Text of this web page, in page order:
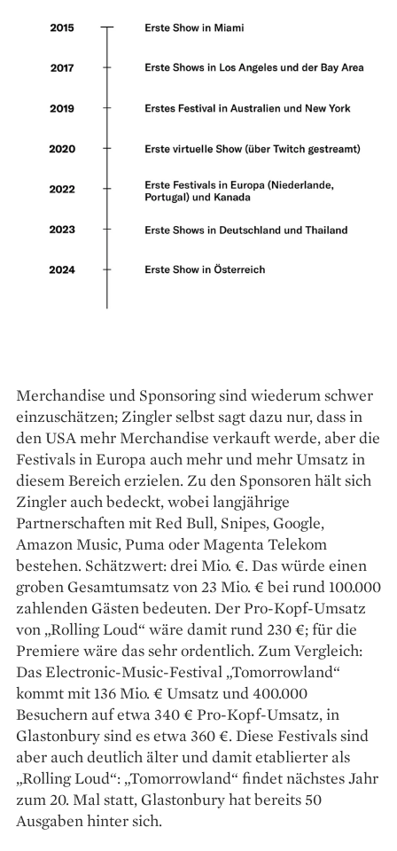
Merchandise und Sponsoring sind wiederum schwer
einzuschätzen; Zingler selbst sagt dazu nur, dass in
den USA mehr Merchandise verkauft werde, aber die
Festivals in Europa auch mehr und mehr Umsatz in
diesem Bereich erzielen. Zu den Sponsoren hält sich
Zingler auch bedeckt, wobei langjährige
Partnerschaften mit Red Bull, Snipes, Google,
Amazon Music, Puma oder Magenta Telekom
bestehen. Schätzwert: drei Mio. €. Das würde einen
groben Gesamtumsatz von 23 Mio. € bei rund 100.000
zahlenden Gästen bedeuten. Der Pro-Kopf-Umsatz
von „Rolling Loud“ wäre damit rund 230 €; für die
Premiere wäre das sehr ordentlich. Zum Vergleich:
Das Electronic-Music-Festival „Tomorrowland“
kommt mit 136 Mio. € Umsatz und 400.000
Besuchern auf etwa 340 € Pro-Kopf-Umsatz, in
Glastonbury sind es etwa 360 €. Diese Festivals sind
aber auch deutlich älter und damit etablierter als
„Rolling Loud“: „Tomorrowland“ findet nächstes Jahr
zum 20. Mal statt, Glastonbury hat bereits 50
Ausgaben hinter sich.